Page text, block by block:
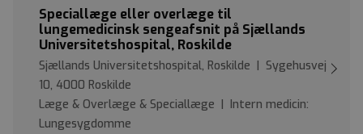
Speciallæge eller overlæge til
lungemedicinsk sengeafsnit på Sjællands
Universitetshospital, Roskilde
Sjællands Universitetshospital, Roskilde | Sygehusvej
10, 4000 Roskilde
Læge & Overlæge & Speciallæge | Intern medicin:
Lungesygdomme